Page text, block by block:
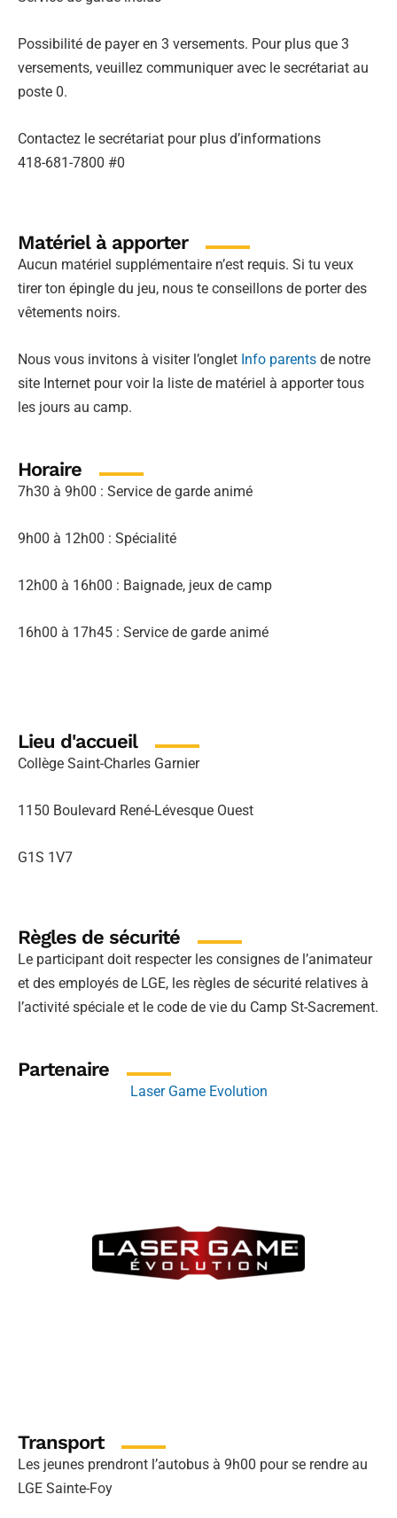
Possibilité de payer en 3 versements. Pour plus que 3
versements, veuillez communiquer avec le secrétariat au
poste 0.
Contactez le secrétariat pour plus d’informations
418-681-7800 #0
Matériel à apporter
Aucun matériel supplémentaire n’est requis. Si tu veux
tirer ton épingle du jeu, nous te conseillons de porter des
vêtements noirs.
Nous vous invitons à visiter l’onglet Info parents de notre
site Internet pour voir la liste de matériel à apporter tous
les jours au camp.
Horaire
7h30 à 9h00 : Service de garde animé
9h00 à 12h00 : Spécialité
12h00 à 16h00 : Baignade, jeux de camp
16h00 à 17h45 : Service de garde animé
Lieu d'accueil
Collège Saint-Charles Garnier
1150 Boulevard René-Lévesque Ouest
G1S 1V7
Règles de sécurité
Le participant doit respecter les consignes de l’animateur
et des employés de LGE, les règles de sécurité relatives à
l’activité spéciale et le code de vie du Camp St-Sacrement.
Partenaire
Laser Game Evolution
Transport
Les jeunes prendront l’autobus à 9h00 pour se rendre au
LGE Sainte-Foy